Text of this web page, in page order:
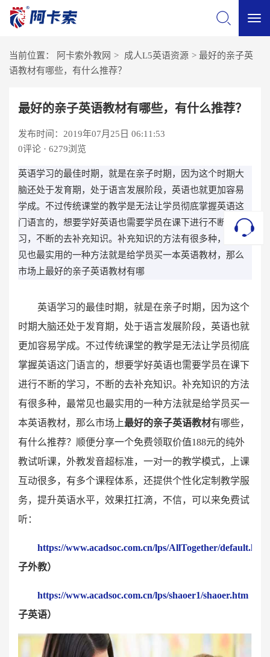
当前位置： 阿卡索外教网 > 成人L5英语资源 > 最好的亲子英
语教材有哪些，有什么推荐？
最好的亲子英语教材有哪些，有什么推荐？
发布时间：2019年07月25日 06:11:53
0评论 · 6279浏览
英语学习的最佳时期，就是在亲子时期，因为这个时期大
脑还处于发育期，处于语言发展阶段，英语也就更加容易
学成。不过传统课堂的教学是无法让学员彻底掌握英语这
门语言的，想要学好英语也需要学员在课下进行不断的学
习，不断的去补充知识。补充知识的方法有很多种，最常
见也最实用的一种方法就是给学员买一本英语教材，那么
市场上最好的亲子英语教材有哪
英语学习的最佳时期，就是在亲子时期，因为这个
时期大脑还处于发育期，处于语言发展阶段，英语也就
更加容易学成。不过传统课堂的教学是无法让学员彻底
掌握英语这门语言的，想要学好英语也需要学员在课下
进行不断的学习，不断的去补充知识。补充知识的方法
有很多种，最常见也最实用的一种方法就是给学员买一
本英语教材，那么市场上最好的亲子英语教材有哪些，
有什么推荐？顺便分享一个免费领取价值188元的纯外
教试听课，外教发音超标准，一对一的教学模式，上课
互动很多，有多个课程体系，还提供个性化定制教学服
务，提升英语水平，效果扛扛滴，不信，可以来免费试
听：
https://www.acadsoc.com.cn/lps/AllTogether/default.htm
子外教）
https://www.acadsoc.com.cn/lps/shaoer1/shaoer.htm
子英语）